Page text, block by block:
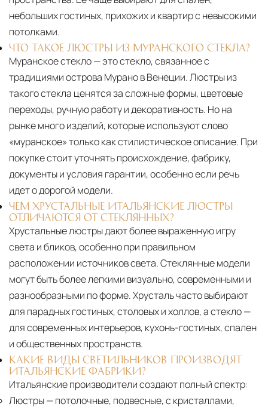
небольших гостиных, прихожих и квартир с невысокими
потолками.
ЧТО ТАКОЕ ЛЮСТРЫ ИЗ МУРАНСКОГО СТЕКЛА?
Муранское стекло — это стекло, связанное с
традициями острова Мурано в Венеции. Люстры из
такого стекла ценятся за сложные формы, цветовые
переходы, ручную работу и декоративность. Но на
рынке много изделий, которые используют слово
«муранское» только как стилистическое описание. При
покупке стоит уточнять происхождение, фабрику,
документы и условия гарантии, особенно если речь
идет о дорогой модели.
ЧЕМ ХРУСТАЛЬНЫЕ ИТАЛЬЯНСКИЕ ЛЮСТРЫ
ОТЛИЧАЮТСЯ ОТ СТЕКЛЯННЫХ?
Хрустальные люстры дают более выраженную игру
света и бликов, особенно при правильном
расположении источников света. Стеклянные модели
могут быть более легкими визуально, современными и
разнообразными по форме. Хрусталь часто выбирают
для парадных гостиных, столовых и холлов, а стекло —
для современных интерьеров, кухонь-гостиных, спален
и общественных пространств.
КАКИЕ ВИДЫ СВЕТИЛЬНИКОВ ПРОИЗВОДЯТ
ИТАЛЬЯНСКИЕ ФАБРИКИ?
Итальянские производители создают полный спектр:
Люстры— потолочные, подвесные, с кристаллами,